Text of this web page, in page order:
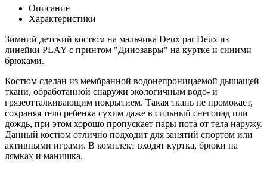
Описание
Характеристики
Зимний детский костюм на мальчика Deux par Deux из
линейки PLAY с принтом "Динозавры" на куртке и синими
брюками.
Костюм сделан из мембранной водонепроницаемой дышащей
ткани, обработанной снаружи экологичным водо- и
грязеотталкивающим покрытием. Такая ткань не промокает,
сохраняя тело ребенка сухим даже в сильный снегопад или
дождь, при этом хорошо пропускает пары пота от тела наружу.
Данный костюм отлично подходит для занятий спортом или
активными играми. В комплект входят куртка, брюки на
лямках и манишка.